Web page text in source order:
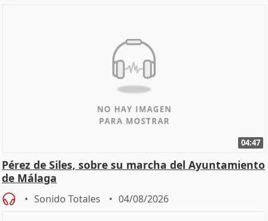
04:47
Pérez de Siles, sobre su marcha del Ayuntamiento
de Málaga
Sonido Totales 04/08/2026